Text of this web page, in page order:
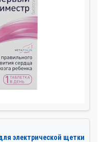
электрической щетки